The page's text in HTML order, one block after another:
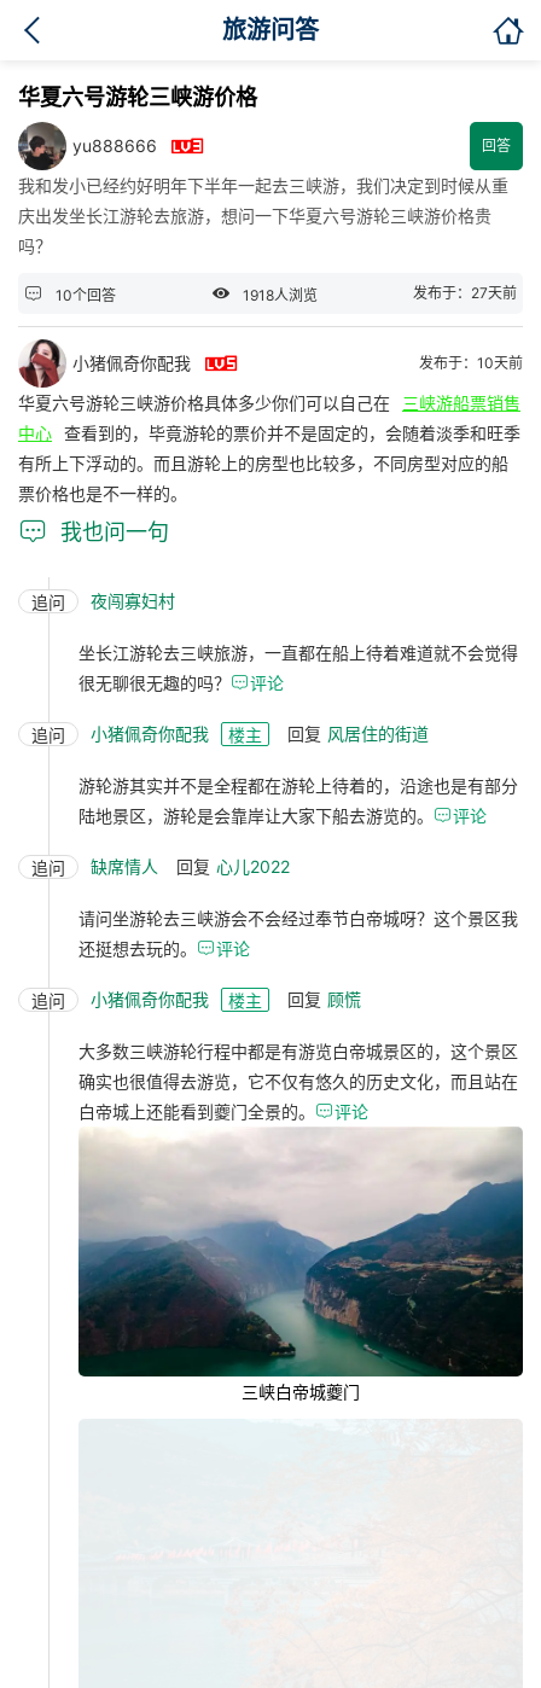
旅游问答 
华夏六号游轮三峡游价格
yu888666  回答
我和发小已经约好明年下半年一起去三峡游，我们决定到时候从重
庆出发坐长江游轮去旅游，想问一下华夏六号游轮三峡游价格贵
吗？
 10个回答  1918人浏览 发布于：27天前
小猪佩奇你配我  发布于：10天前
华夏六号游轮三峡游价格具体多少你们可以自己在
三峡游船票销售
中心 查看到的，毕竟游轮的票价并不是固定的，会随着淡季和旺季
有所上下浮动的。而且游轮上的房型也比较多，不同房型对应的船
票价格也是不一样的。
 我也问一句
追问 夜闯寡妇村
坐长江游轮去三峡旅游，一直都在船上待着难道就不会觉得
很无聊很无趣的吗？ 评论
追问 小猪佩奇你配我 楼主 回复 风居住的街道
游轮游其实并不是全程都在游轮上待着的，沿途也是有部分
陆地景区，游轮是会靠岸让大家下船去游览的。 评论
追问 缺席情人 回复 心儿2022
请问坐游轮去三峡游会不会经过奉节白帝城呀？这个景区我
还挺想去玩的。 评论
追问 小猪佩奇你配我 楼主 回复 顾慌
大多数三峡游轮行程中都是有游览白帝城景区的，这个景区
确实也很值得去游览，它不仅有悠久的历史文化，而且站在
白帝城上还能看到夔门全景的。 评论
三峡白帝城夔门